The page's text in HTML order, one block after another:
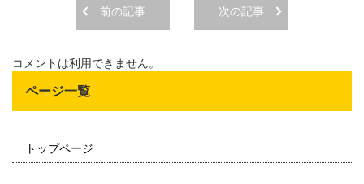
前の記事 次の記事
コメントは利用できません。
ページ一覧
トップページ